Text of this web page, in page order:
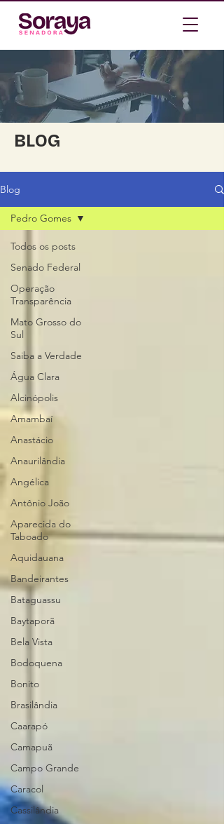
BLOG
Blog
Todos os posts
Senado Federal
Operação
Transparência
Mato Grosso do
Sul
Saiba a Verdade
Água Clara
Alcinópolis
Amambaí
Anastácio
Anaurilândia
Angélica
Antônio João
Aparecida do
Taboado
Aquidauana
Bandeirantes
Bataguassu
Baytaporã
Bela Vista
Bodoquena
Bonito
Brasilândia
Caarapó
Camapuã
Campo Grande
Caracol
Cassilândia
Pedro Gomes